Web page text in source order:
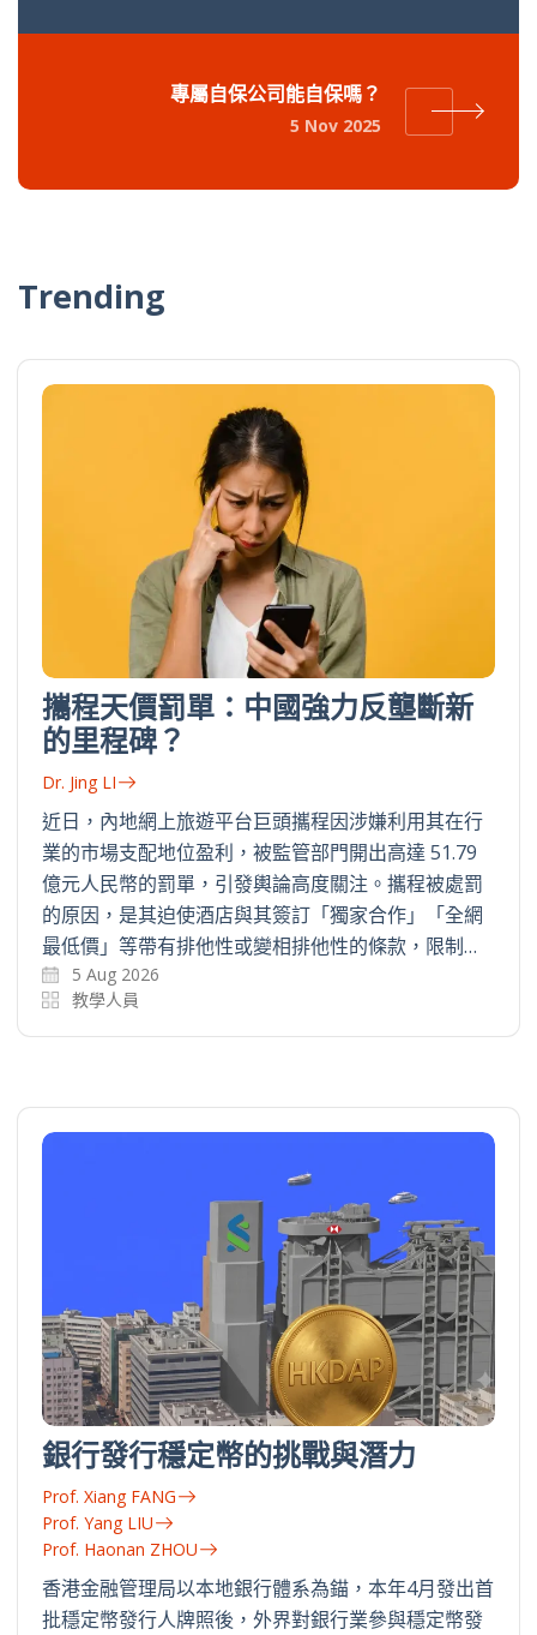
專屬自保公司能自保嗎？
5 Nov 2025
Trending
攜程天價罰單：中國強力反壟斷新
的里程碑？
Dr. Jing LI
近日，內地網上旅遊平台巨頭攜程因涉嫌利用其在行
業的市場支配地位盈利，被監管部門開出高達 51.79
億元人民幣的罰單，引發輿論高度關注。攜程被處罰
的原因，是其迫使酒店與其簽訂「獨家合作」「全網
最低價」等帶有排他性或變相排他性的條款，限制…
5 Aug 2026
教學人員
銀行發行穩定幣的挑戰與潛力
Prof. Xiang FANG
Prof. Yang LIU
Prof. Haonan ZHOU
香港金融管理局以本地銀行體系為錨，本年4月發出首
批穩定幣發行人牌照後，外界對銀行業參與穩定幣發